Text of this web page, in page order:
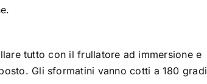
tutto con il frullatore ad immersione e
Gli sformatini vanno cotti a 180 gradi